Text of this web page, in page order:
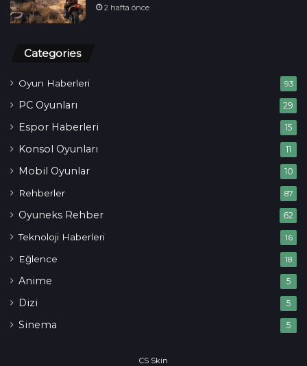
2 hafta önce
Categories
Oyun Haberleri 93
PC Oyunları 29
Espor Haberleri 15
Konsol Oyunları 11
Mobil Oyunlar 10
Rehberler 87
Oyuneks Rehber 62
Teknoloji Haberleri 16
Eğlence 18
Anime 5
Dizi 5
Sinema 5
CS Skin